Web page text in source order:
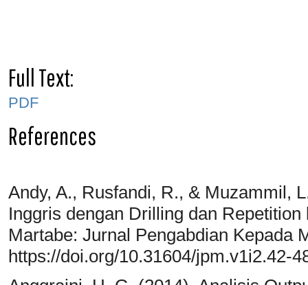
Full Text:
PDF
References
Andy, A., Rusfandi, R., & Muzammil,
Inggris dengan Drilling dan
Martabe: Jurnal Pengabdian Kepada
https://doi.org/10.31604/jpm.v1i2.42-